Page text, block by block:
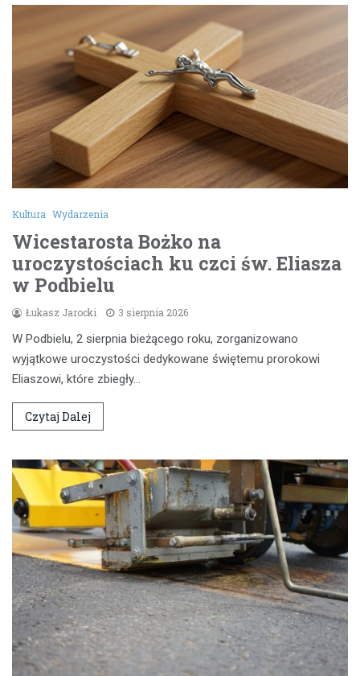
Kultura Wydarzenia
Wicestarosta Bożko na
uroczystościach ku czci św. Eliasza
w Podbielu
Łukasz Jarocki 3 sierpnia 2026
W Podbielu, 2 sierpnia bieżącego roku, zorganizowano
wyjątkowe uroczystości dedykowane świętemu prorokowi
Eliaszowi, które zbiegły…
Czytaj Dalej